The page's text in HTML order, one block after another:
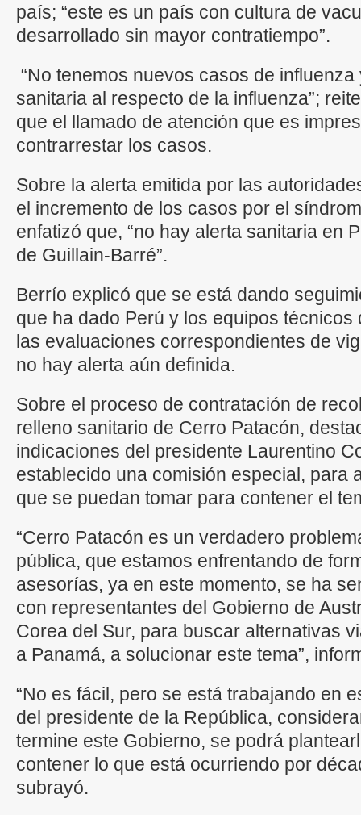
país; “este es un país con cultura de
desarrollado sin mayor contratiempo”.
“No tenemos nuevos casos de
sanitaria al respecto de la influenza”;
que el llamado de atención que es
contrarrestar los casos.
Sobre la alerta emitida por las
el incremento de los casos por el
enfatizó que, “no hay alerta sanitaria en
de Guillain-Barré”.
Berrío explicó que se está dando
que ha dado Perú y los equipos
las evaluaciones correspondientes de
no hay alerta aún definida.
Sobre el proceso de contratación de
relleno sanitario de Cerro Patacón,
indicaciones del presidente Laurentino
establecido una comisión especial, para
que se puedan tomar para contener el
“Cerro Patacón es un verdadero
pública, que estamos enfrentando de
asesorías, ya en este momento, se ha
con representantes del Gobierno de
Corea del Sur, para buscar alternativas
a Panamá, a solucionar este tema”,
“No es fácil, pero se está trabajando en
del presidente de la República,
termine este Gobierno, se podrá
contener lo que está ocurriendo por
subrayó.